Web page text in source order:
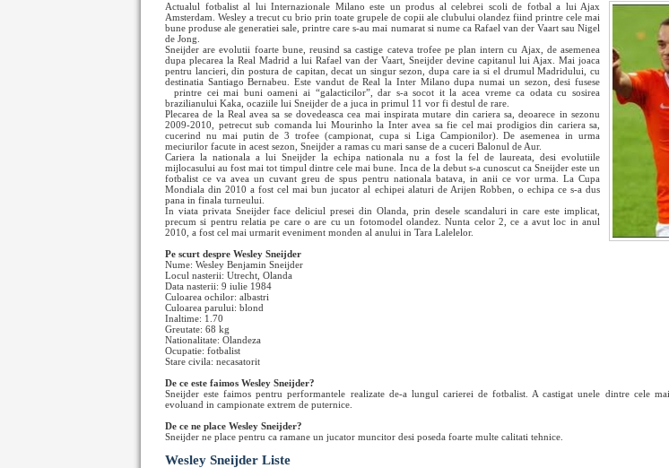
Actualul fotbalist al lui Internazionale Milano este un produs al celebrei scoli de fotbal a lui Ajax
Amsterdam. Wesley a trecut cu brio prin toate grupele de copii ale clubului olandez fiind printre cele mai
bune produse ale generatiei sale, printre care s-au mai numarat si nume ca Rafael van der Vaart sau Nigel
de Jong.
Sneijder are evolutii foarte bune, reusind sa castige cateva trofee pe plan intern cu Ajax, de asemenea
dupa plecarea la Real Madrid a lui Rafael van der Vaart, Sneijder devine capitanul lui Ajax. Mai joaca
pentru lancieri, din postura de capitan, decat un singur sezon, dupa care ia si el drumul Madridului, cu
destinatia Santiago Bernabeu. Este vandut de Real la Inter Milano dupa numai un sezon, desi fusese
printre cei mai buni oameni ai “galacticilor”, dar s-a socot it la acea vreme ca odata cu sosirea
brazilianului Kaka, ocaziile lui Sneijder de a juca in primul 11 vor fi destul de rare.
Plecarea de la Real avea sa se dovedeasca cea mai inspirata mutare din cariera sa, deoarece in sezonu
2009-2010, petrecut sub comanda lui Mourinho la Inter avea sa fie cel mai prodigios din cariera sa,
cucerind nu mai putin de 3 trofee (campionat, cupa si Liga Campionilor). De asemenea in urma
meciurilor facute in acest sezon, Sneijder a ramas cu mari sanse de a cuceri Balonul de Aur.
Cariera la nationala a lui Sneijder la echipa nationala nu a fost la fel de laureata, desi evolutiile
mijlocasului au fost mai tot timpul dintre cele mai bune. Inca de la debut s-a cunoscut ca Sneijder este un
fotbalist ce va avea un cuvant greu de spus pentru nationala batava, in anii ce vor urma. La Cupa
Mondiala din 2010 a fost cel mai bun jucator al echipei alaturi de Arijen Robben, o echipa ce s-a dus
pana in finala turneului.
In viata privata Sneijder face deliciul presei din Olanda, prin desele scandaluri in care este implicat,
precum si pentru relatia pe care o are cu un fotomodel olandez. Nunta celor 2, ce a avut loc in anul
2010, a fost cel mai urmarit eveniment monden al anului in Tara Lalelelor.
Pe scurt despre Wesley Sneijder
Nume: Wesley Benjamin Sneijder
Locul nasterii: Utrecht, Olanda
Data nasterii: 9 iulie 1984
Culoarea ochilor: albastri
Culoarea parului: blond
Inaltime: 1.70
Greutate: 68 kg
Nationalitate: Olandeza
Ocupatie: fotbalist
Stare civila: necasatorit
De ce este faimos Wesley Sneijder?
Sneijder este faimos pentru performantele realizate de-a lungul carierei de fotbalist. A castigat unele dintre cele
evoluand in campionate extrem de puternice.
De ce ne place Wesley Sneijder?
Sneijder ne place pentru ca ramane un jucator muncitor desi poseda foarte multe calitati tehnice.
Wesley Sneijder Liste